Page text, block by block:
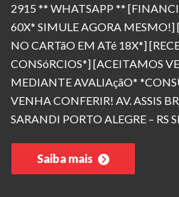
2915 ** WHATSAPP **
60X* SIMULE AGORA MESMO!]
NO CARTãO EM ATé 18X*]
CONSóRCIOS*] [ACEITAMOS
MEDIANTE AVALIAçãO*
VENHA CONFERIR! AV. ASSIS
SARANDI PORTO ALEGRE – RS
Saiba mais